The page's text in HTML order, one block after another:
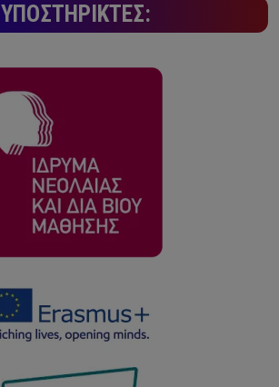
ΥΠΟΣΤΗΡΙΚΤΈΣ: